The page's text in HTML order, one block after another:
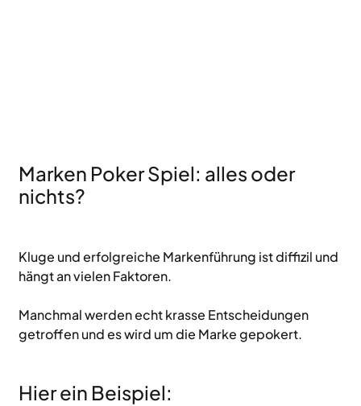
Marken Poker Spiel: alles oder
nichts?
Kluge und erfolgreiche Markenführung ist diffizil und
hängt an vielen Faktoren.
Manchmal werden echt krasse Entscheidungen
getroffen und es wird um die Marke gepokert.
Hier ein Beispiel: